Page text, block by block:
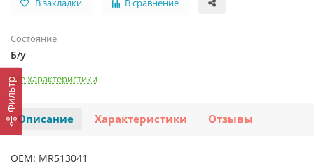
Фильтр
В закладки В сравнение
Состояние
Б/у
Все характеристики
Описание Характеристики Отзывы
OEM: MR513041